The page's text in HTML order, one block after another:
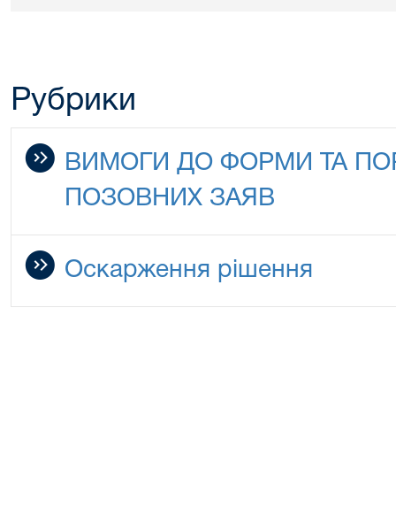
Рубрики
ВИМОГИ ДО ФОРМИ ТА
ПОЗОВНИХ ЗАЯВ
Оскарження рішення